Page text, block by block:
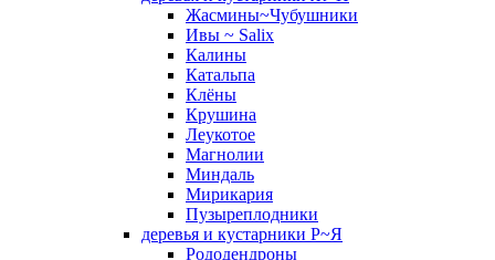
Жасмины~Чубушники
Ивы ~ Salix
Калины
Катальпа
Клёны
Крушина
Леукотое
Магнолии
Миндаль
Мирикария
Пузыреплодники
деревья и кустарники Р~Я
Рододендроны